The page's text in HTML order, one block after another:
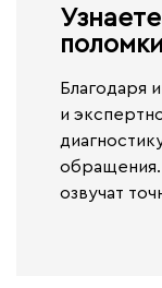
Благодаря
и
обращения.
озвучат